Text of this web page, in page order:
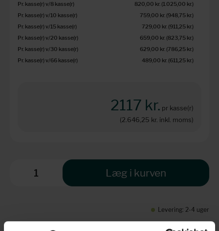
Pr. kasse(r) v/8 kasse(r)
820,00 kr. (1.025,00 kr.)
Pr. kasse(r) v/10 kasse(r)
759,00 kr. (948,75 kr.)
Pr. kasse(r) v/15 kasse(r)
729,00 kr. (911,25 kr.)
Pr. kasse(r) v/20 kasse(r)
659,00 kr. (823,75 kr.)
Pr. kasse(r) v/30 kasse(r)
629,00 kr. (786,25 kr.)
Pr. kasse(r) v/66 kasse(r)
489,00 kr. (611,25 kr.)
2117 kr. pr kasse(r)
(2.646,25 kr. inkl. moms)
Læg i kurven
Levering: 2-4 uger